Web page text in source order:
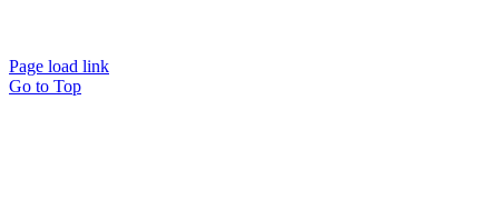
Page load link
Go to Top